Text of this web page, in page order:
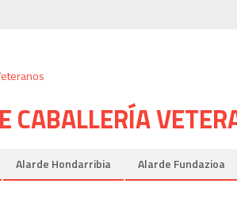
CABALLERÍA
Alarde Hondarribia Alarde Fundazioa